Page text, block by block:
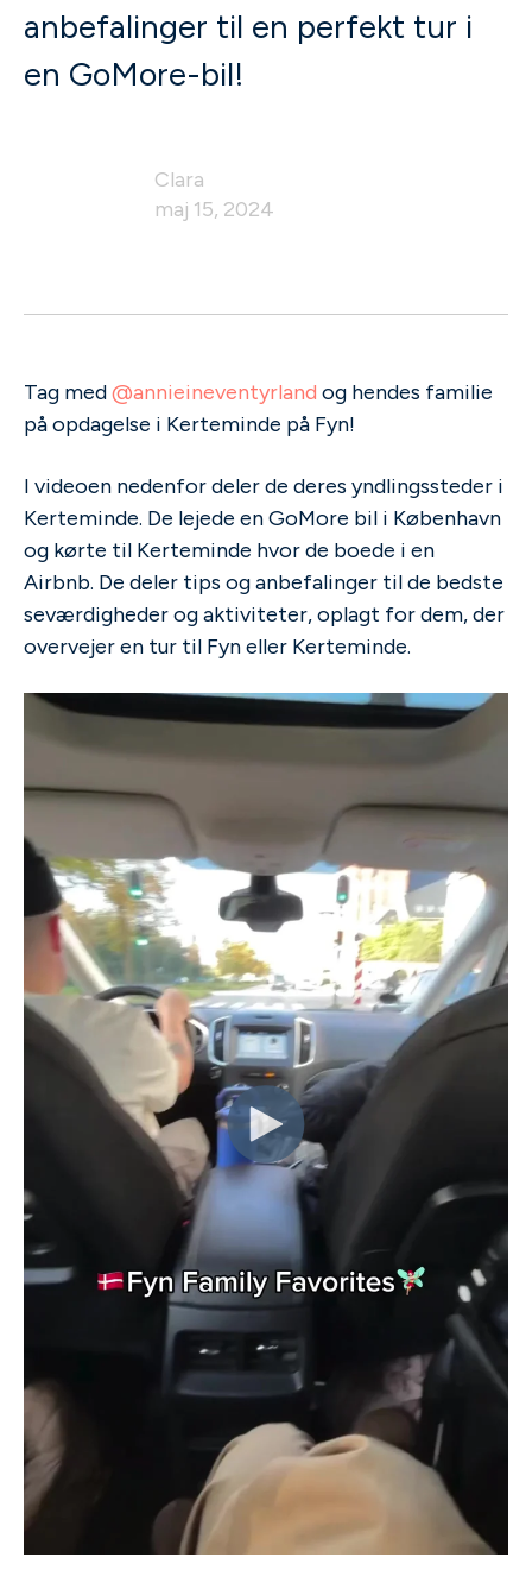
anbefalinger til en perfekt tur i
en GoMore-bil!
Clara
maj 15, 2024
Tag med@annieineventyrland og hendes familie
på opdagelse i Kerteminde på Fyn!
I videoen nedenfor deler de deres yndlingssteder i
Kerteminde. De lejede en GoMore bil i København
og kørte til Kerteminde hvor de boede i en
Airbnb. De deler tips og anbefalinger til de bedste
seværdigheder og aktiviteter, oplagt for dem, der
overvejer en tur til Fyn eller Kerteminde.